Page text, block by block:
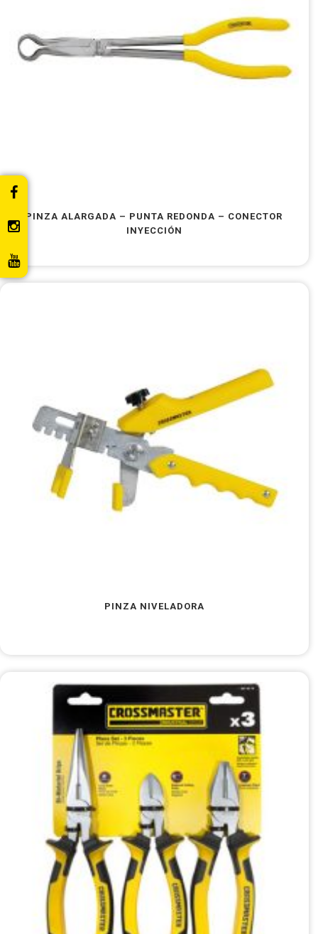
PINZA ALARGADA – PUNTA REDONDA – CONECTOR
INYECCIÓN
PINZA NIVELADORA